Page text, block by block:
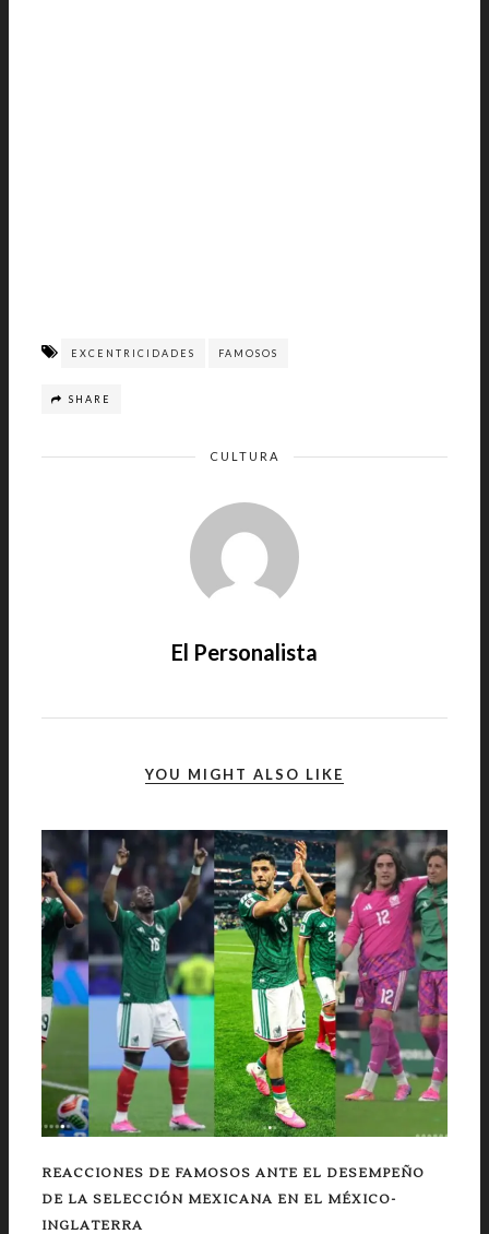
EXCENTRICIDADES FAMOSOS
SHARE
CULTURA
El Personalista
YOU MIGHT ALSO LIKE
REACCIONES DE FAMOSOS ANTE EL DESEMPEÑO
DE LA SELECCIÓN MEXICANA EN EL MÉXICO-
INGLATERRA